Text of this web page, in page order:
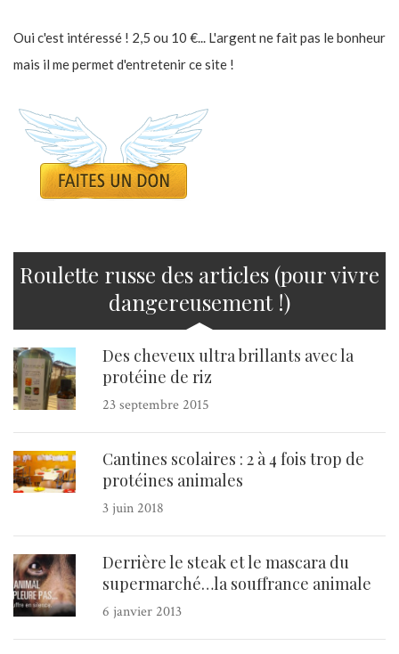
Oui c'est intéressé ! 2,5 ou 10 €... L'argent ne fait pas le bonheur
mais il me permet d'entretenir ce site !
Roulette russe des articles (pour vivre
dangereusement !)
Des cheveux ultra brillants avec la
protéine de riz
23 septembre 2015
Cantines scolaires : 2 à 4 fois trop de
protéines animales
3 juin 2018
Derrière le steak et le mascara du
supermarché…la souffrance animale
6 janvier 2013